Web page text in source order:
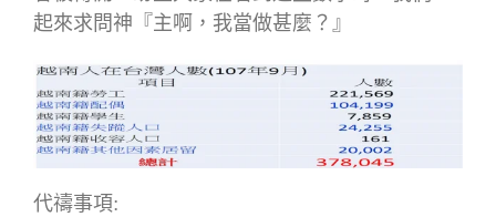
起來求問神『主啊，我當做甚麼？』
代禱事項: